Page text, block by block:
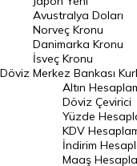
Danimarka Kronu Kuru
Kanada Doları Kuru
Norveç Kronu Kuru
İsveç Kronu Kuru
Japon Yeni Kuru
Serbest Piyasa Döviz
Döviz
Avustralya Doları
Norveç Kronu
Danimarka Kronu
İsveç Kronu
Merkez Bankası
Altın
Döviz Çevirici
Yüzde
KDV
İndirim
Maaş